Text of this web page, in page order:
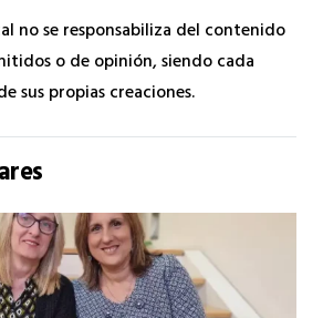
no se responsabiliza del contenido
o de opinión, siendo cada
sus propias creaciones.